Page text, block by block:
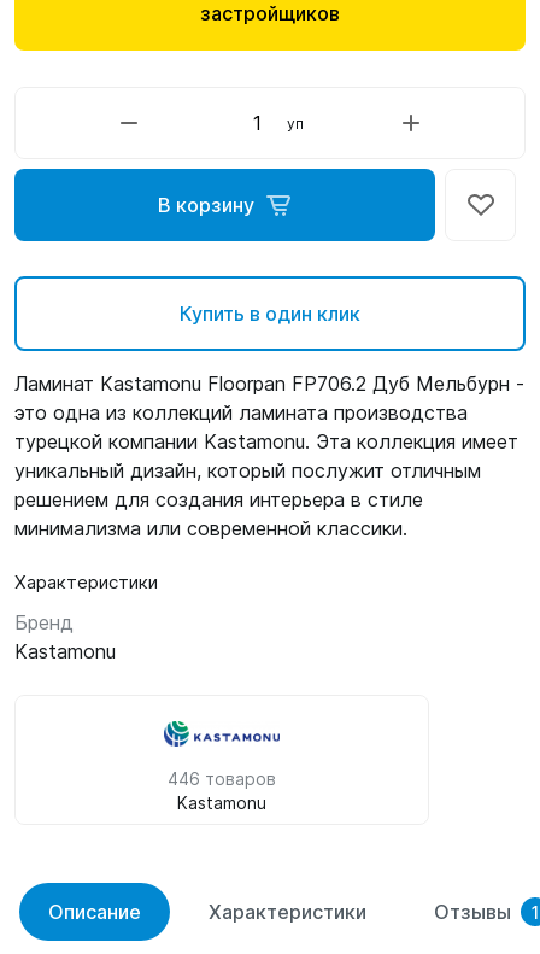
застройщиков
уп
В корзину
Купить в один клик
Ламинат Kastamonu Floorpan FP706.2 Дуб Мельбурн -
это одна из коллекций ламината производства
турецкой компании Kastamonu. Эта коллекция имеет
уникальный дизайн, который послужит отличным
решением для создания интерьера в стиле
минимализма или современной классики.
Характеристики
Бренд
Kastamonu
446 товаров
Kastamonu
Описание Характеристики Отзывы 1